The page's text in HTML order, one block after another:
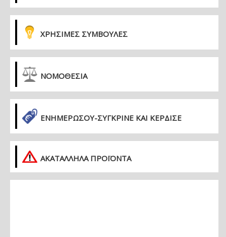
ΧΡΗΣΙΜΕΣ ΣΥΜΒΟΥΛΕΣ
ΝΟΜΟΘΕΣΙΑ
ΕΝΗΜΕΡΏΣΟΥ-ΣΎΓΚΡΙΝΕ ΚΑΙ ΚΈΡΔΙΣΕ
ΑΚΑΤΑΛΛΗΛΑ ΠΡΟΪΟΝΤΑ